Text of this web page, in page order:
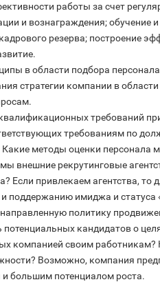
работы за счет
и вознаграждения; обучение
резерва; построение
в области подбора персонала
стратегии компании в
требований
требованиям по
Какие методы оценки
внешние рекрутинговые
Если привлекаем агентства,
поддержанию имиджа и статуса
политику
кандидатов о
компанией своим работникам?
Возможно, компания
большим потенциалом роста.